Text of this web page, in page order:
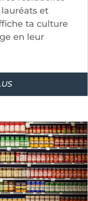
et
ta culture
en leur